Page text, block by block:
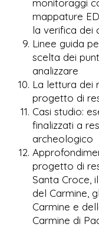
monitoraggi
mappature
la verifica dei
Linee guida
scelta dei
analizzare
La lettura dei
progetto di
Casi studio:
finalizzati a
archeologico
progetto di
Santa Croce,
del Carmine,
Carmine e
Carmine di